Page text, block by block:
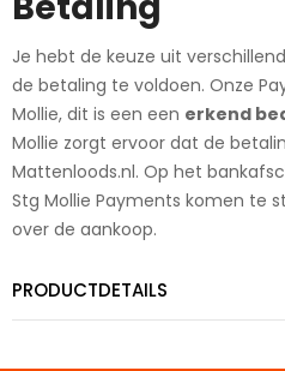
Je hebt de keuze uit
de betaling te voldoen. Onze
Mollie, dit is een een erkend
Mollie zorgt ervoor dat de
Mattenloods.nl. Op het
Stg Mollie Payments komen te
over de aankoop.
PRODUCTDETAILS